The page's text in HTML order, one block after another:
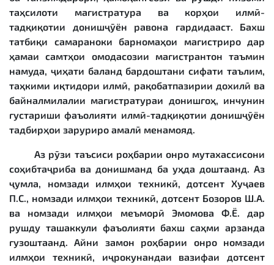
таҳсилоти магистратура ва корҳои илмӣ-
тадқиқотии донишҷӯён равона гардидааст. Бахш
татбиқи самараноки барномаҳои магистриро дар
ҳамаи самтҳои омодасозии магистрантон таъмин
намуда, ҷиҳати баланд бардоштани сифати таълим,
таҳкими иқтидори илмӣ, рақобатпазирии дохилӣ ва
байналмилалии магистратураи донишгоҳ, инчунин
густариши фаъолияти илмӣ-тадқиқотии донишҷӯён
тадбирҳои заруриро амалӣ менамояд.
Аз рӯзи таъсиси роҳбарии онро мутахассисони
соҳибтаҷриба ва донишманд ба уҳда доштаанд. Аз
ҷумла, номзади илмҳои техникӣ, дотсент Хуҷаев
П.С., номзади илмҳои техникӣ, дотсент Бозоров Ш.А.
ва номзади илмҳои меъморӣ Эмомова Ф.Ё. дар
рушду ташаккули фаъолияти бахш саҳми арзанда
гузоштаанд. Айни замон роҳбарии онро номзади
илмҳои техникӣ, иҷрокунандаи вазифаи дотсент